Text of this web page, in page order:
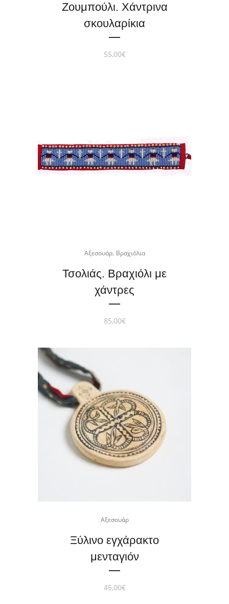
Ζουμπούλι. Χάντρινα
σκουλαρίκια
55,00€
Αξεσουάρ, Βραχιόλια
Τσολιάς. Βραχιόλι με
χάντρες
85,00€
Αξεσουάρ
Ξύλινο εγχάρακτο
μενταγιόν
45,00€